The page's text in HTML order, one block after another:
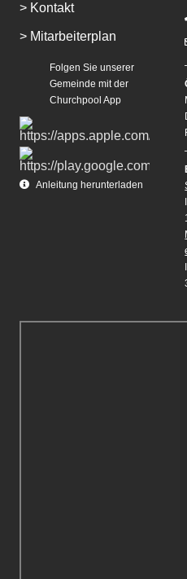
> Kontakt
> Mitarbeiterplan
Folgen Sie unserer
Gemeinde mit der
Churchpool App
Anleitung herunterladen